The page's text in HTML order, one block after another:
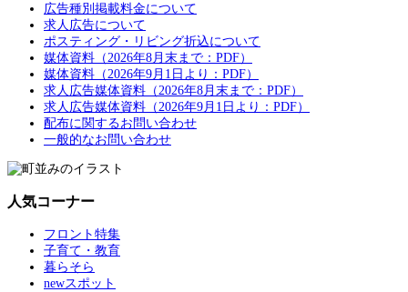
広告種別掲載料金について
求人広告について
ポスティング・リビング折込について
媒体資料（2026年8月末まで：PDF）
媒体資料（2026年9月1日より：PDF）
求人広告媒体資料（2026年8月末まで：PDF）
求人広告媒体資料（2026年9月1日より：PDF）
配布に関するお問い合わせ
一般的なお問い合わせ
人気コーナー
フロント特集
子育て・教育
暮らそら
newスポット